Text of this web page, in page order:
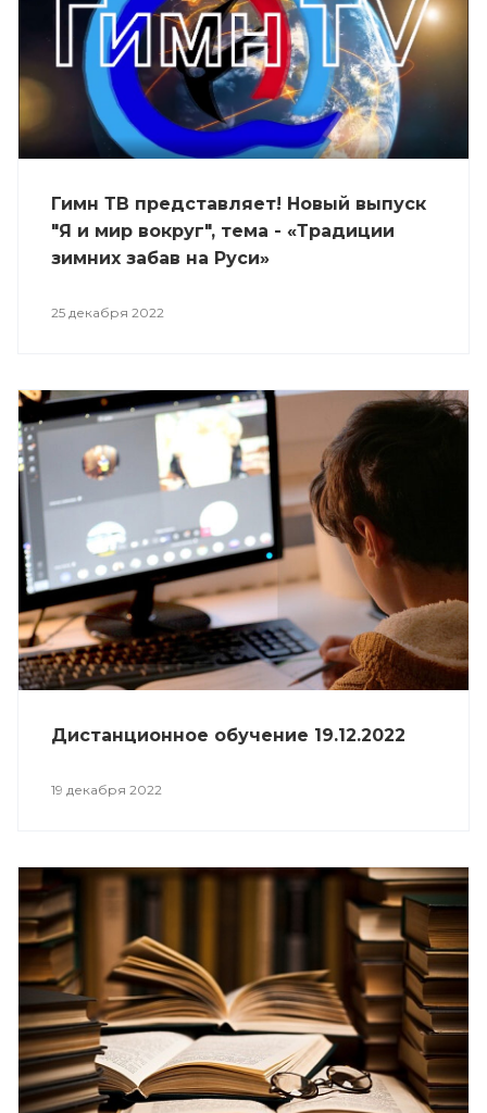
Гимн ТВ представляет! Новый выпуск
"Я и мир вокруг", тема - «Традиции
зимних забав на Руси»
25 декабря 2022
Дистанционное обучение 19.12.2022
19 декабря 2022